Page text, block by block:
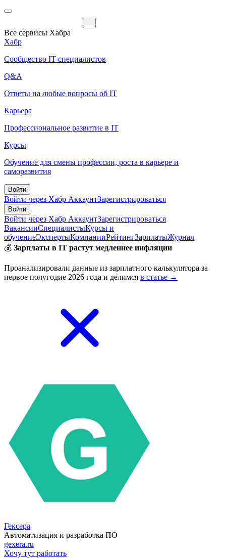
Все сервисы Хабра
Хабр
Сообщество IT-специалистов
Q&A
Ответы на любые вопросы об IT
Карьера
Профессиональное развитие в IT
Курсы
Обучение для смены профессии, роста в карьере и
саморазвития
Войти
Войти через Хабр АккаунтЗарегистрироваться
Войти
Войти через Хабр АккаунтЗарегистрироваться
ВакансииСпециалистыКурсы и
обучениеЭкспертыКомпанииРейтингЗарплатыЖурнал
💰 Зарплаты в IT растут медленнее инфляции
Проанализировали данные из зарплатного калькулятора за
первое полугодие 2026 года и делимся в статье →
Гексера
Автоматизация и разработка ПО
gexera.ru
Хочу тут работать